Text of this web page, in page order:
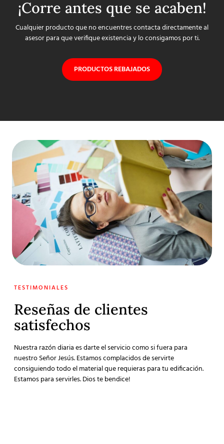
¡Corre antes que se acaben!
Cualquier producto que no encuentres contacta directamente al
asesor para que verifique existencia y lo consigamos por ti.
PRODUCTOS REBAJADOS
TESTIMONIALES
Reseñas de clientes
satisfechos
Nuestra razón diaria es darte el servicio como si fuera para
nuestro Señor Jesús. Estamos complacidos de servirte
consiguiendo todo el material que requieras para tu edificación.
Estamos para servirles. Dios te bendice!